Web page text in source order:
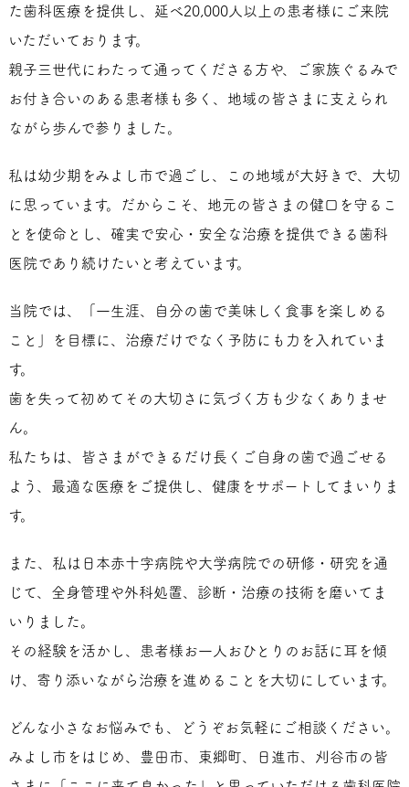
た歯科医療を提供し、延べ20,000人以上の患者様にご来院
いただいております。
親子三世代にわたって通ってくださる方や、ご家族ぐるみで
お付き合いのある患者様も多く、地域の皆さまに支えられ
ながら歩んで参りました。
私は幼少期をみよし市で過ごし、この地域が大好きで、大切
に思っています。だからこそ、地元の皆さまの健口を守るこ
とを使命とし、確実で安心・安全な治療を提供できる歯科
医院であり続けたいと考えています。
当院では、「一生涯、自分の歯で美味しく食事を楽しめる
こと」を目標に、治療だけでなく予防にも力を入れていま
す。
歯を失って初めてその大切さに気づく方も少なくありませ
ん。
私たちは、皆さまができるだけ長くご自身の歯で過ごせる
よう、最適な医療をご提供し、健康をサポートしてまいりま
す。
また、私は日本赤十字病院や大学病院での研修・研究を通
じて、全身管理や外科処置、診断・治療の技術を磨いてま
いりました。
その経験を活かし、患者様お一人おひとりのお話に耳を傾
け、寄り添いながら治療を進めることを大切にしています。
どんな小さなお悩みでも、どうぞお気軽にご相談ください。
みよし市をはじめ、豊田市、東郷町、日進市、刈谷市の皆